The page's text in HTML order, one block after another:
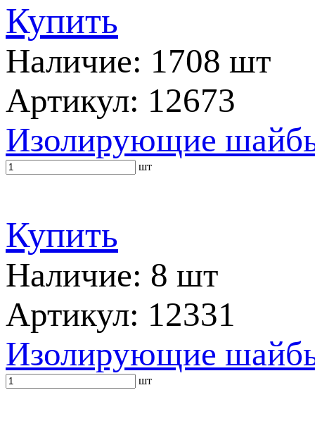
Купить
Наличие: 1708 шт
Артикул: 12673
Изолирующие
шт
Купить
Наличие: 8 шт
Артикул: 12331
Изолирующие
шт